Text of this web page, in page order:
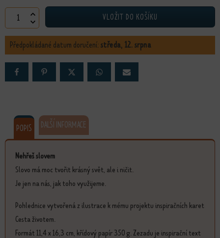
Pohlednice Nehřeš slovem množstvíVLOŽIT DO KOŠÍKU
Předpokládané datum doručení:středa, 12. srpna
POPIS DALŠÍ INFORMACE
Nehřeš slovem
Slovo má moc tvořit krásný svět, ale i ničit.
Je jen na nás, jak toho využijeme.
Pohlednice vytvořená z ilustrace k mému projektu inspiračních karet
Cesta životem.
Formát 11,4 x 16,3 cm, křídový papír 350 g. Zezadu je inspirační text